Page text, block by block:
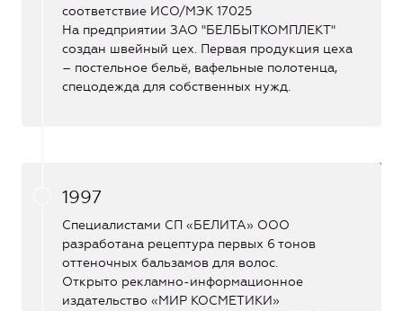
соответствие ИСО/МЭК 17025
На предприятии ЗАО "БЕЛБЫТКОМПЛЕКТ"
создан швейный цех. Первая продукция цеха
– постельное бельё, вафельные полотенца,
спецодежда для собственных нужд.
1997
Специалистами СП «БЕЛИТА» ООО
разработана рецептура первых 6 тонов
оттеночных бальзамов для волос.
Открыто рекламно-информационное
издательство «МИР КОСМЕТИКИ»